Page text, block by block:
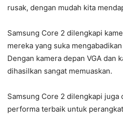
rusak, dengan mudah kita
Samsung Core 2 dilengkapi
mereka yang suka
Dengan kamera depan VGA dan
dihasilkan sangat memuaskan.
Samsung Core 2 dilengkapi
performa terbaik untuk